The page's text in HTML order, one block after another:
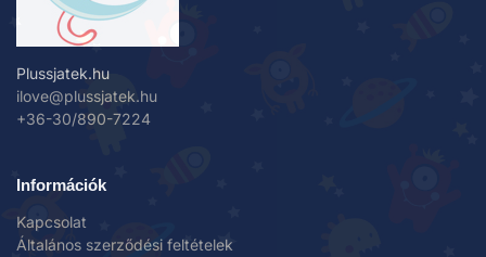
Plussjatek.hu
ilove@plussjatek.hu
+36-30/890-7224
Információk
Kapcsolat
Általános szerződési feltételek